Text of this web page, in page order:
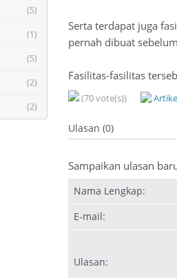
(5)
(1)
(5)
(2)
(2)
Serta terdapat juga
pernah dibuat
Fasilitas-fasilitas
(70 vote(s))
Ulasan (0)
Sampaikan ulasan
Nama Lengkap:
E-mail:
Ulasan: